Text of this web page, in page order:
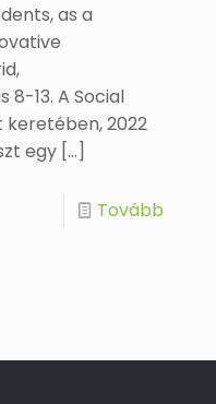
as a
8-13. A Social
keretében, 2022
egy […]
Tovább